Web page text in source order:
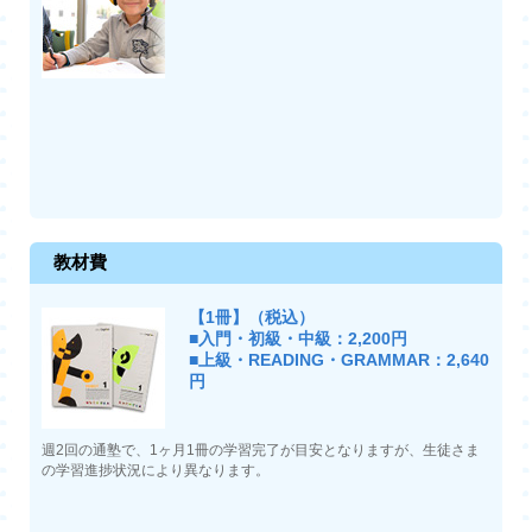
教材費
【1冊】（税込）
■入門・初級・中級：2,200円
■上級・READING・GRAMMAR：2,640
円
週2回の通塾で、1ヶ月1冊の学習完了が目安となりますが、生徒さま
の学習進捗状況により異なります。